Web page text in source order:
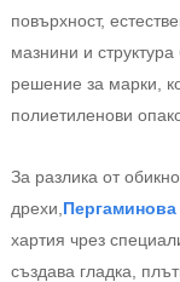
повърхност,
мазнини и
решение за марки,
полиетиленови
За разлика от
дрехи, Пергаминова
хартия чрез
създава гладка,